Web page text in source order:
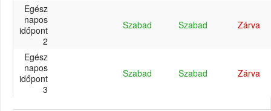
Egész
napos
időpont
2
Szabad Szabad Zárva
Egész
napos
időpont
3
Szabad Szabad Zárva